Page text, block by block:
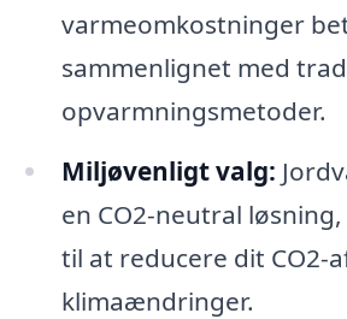
varmeomkostninger
sammenlignet med
opvarmningsmetoder.
Miljøvenligt valg:
en CO2-neutral
til at reducere dit CO2-
klimaændringer.